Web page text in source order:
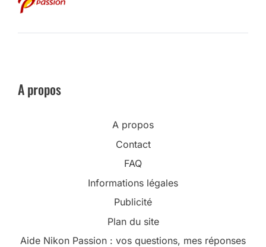
A propos
A propos
Contact
FAQ
Informations légales
Publicité
Plan du site
Aide Nikon Passion : vos questions, mes réponses